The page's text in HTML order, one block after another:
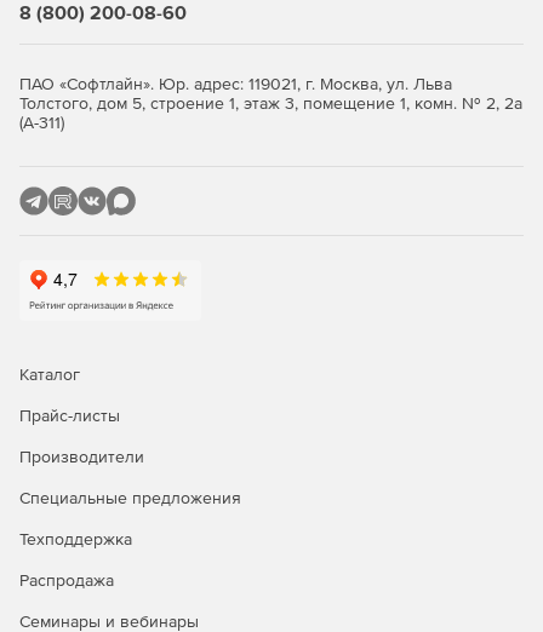
8 (800) 200-08-60
ПАО «Софтлайн». Юр. адрес: 119021, г. Москва, ул. Льва
Толстого, дом 5, строение 1, этаж 3, помещение 1, комн. № 2, 2а
(А-311)
Каталог
Прайс-листы
Производители
Специальные предложения
Техподдержка
Распродажа
Семинары и вебинары